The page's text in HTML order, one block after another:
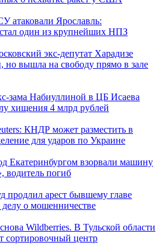
атаковали Ярославль:
один из крупнейших НПЗ
экс-депутат Харадизе
но вышла на свободу прямо в зале
зама Набиуллиной в ЦБ Исаева
хищения 4 млрд рублей
КНДР может разместить в
для ударов по Украине
Екатеринбургом взорвали машину
водитель погиб
продлил арест бывшему главе
о мошенничестве
Wildberries. В Тульской области
сортировочный центр